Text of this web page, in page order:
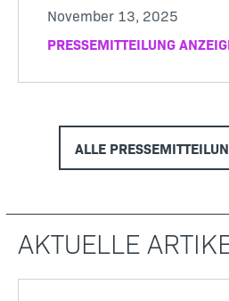
November 13, 2025
PRESSEMITTEILUNG
ALLE
AKTUELLE